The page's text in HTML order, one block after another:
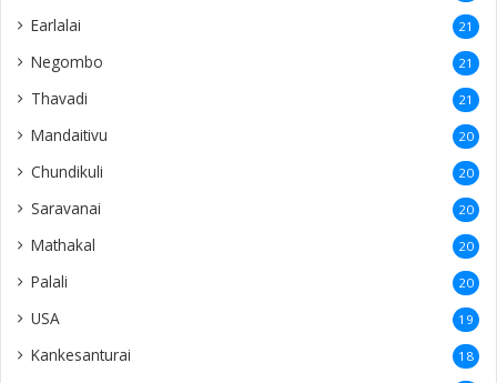
Earlalai 21
Negombo 21
Thavadi 21
Mandaitivu 20
Chundikuli 20
Saravanai 20
Mathakal 20
Palali 20
USA 19
Kankesanturai 18